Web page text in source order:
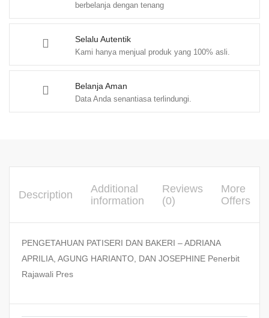
berbelanja dengan tenang
Selalu Autentik
Kami hanya menjual produk yang 100% asli.
Belanja Aman
Data Anda senantiasa terlindungi.
Description
Additional
information
Reviews
(0)
More
Offers
PENGETAHUAN PATISERI DAN BAKERI – ADRIANA
APRILIA, AGUNG HARIANTO, DAN JOSEPHINE Penerbit
Rajawali Pres